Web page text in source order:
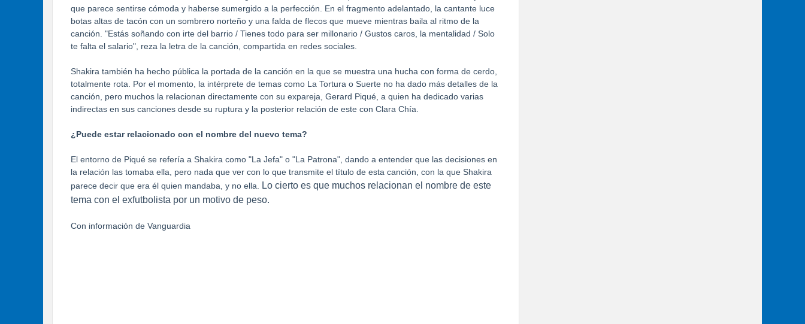
que parece sentirse cómoda y haberse sumergido a la perfección. En el fragmento adelantado, la cantante luce
botas altas de tacón con un sombrero norteño y una falda de flecos que mueve mientras baila al ritmo de la
canción. "Estás soñando con irte del barrio / Tienes todo para ser millonario / Gustos caros, la mentalidad / Solo
te falta el salario", reza la letra de la canción, compartida en redes sociales.
Shakira también ha hecho pública la portada de la canción en la que se muestra una hucha con forma de cerdo,
totalmente rota. Por el momento, la intérprete de temas como La Tortura o Suerte no ha dado más detalles de la
canción, pero muchos la relacionan directamente con su expareja, Gerard Piqué, a quien ha dedicado varias
indirectas en sus canciones desde su ruptura y la posterior relación de este con Clara Chía.
¿Puede estar relacionado con el nombre del nuevo tema?
El entorno de Piqué se refería a Shakira como "La Jefa" o "La Patrona", dando a entender que las decisiones en
la relación las tomaba ella, pero nada que ver con lo que transmite el título de esta canción, con la que Shakira
parece decir que era él quien mandaba, y no ella.
Lo cierto es que muchos relacionan el nombre de este
tema con el exfutbolista por un motivo de peso.
Con información de Vanguardia